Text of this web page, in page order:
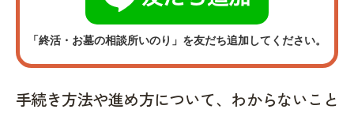
「終活・お墓の相談所いのり」を友だち追加してください。
手続き方法や進め方について、わからないこと